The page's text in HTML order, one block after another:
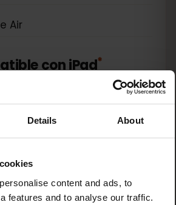
Details About
content and ads, to
features and to analyse our traffic.
Air
coniPad*
generation)
generation)